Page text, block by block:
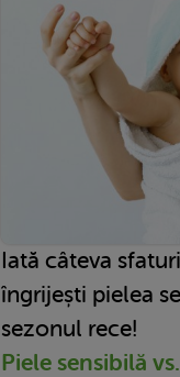
Iată câteva
îngrijești pielea
sezonul rece!
Piele sensibilă